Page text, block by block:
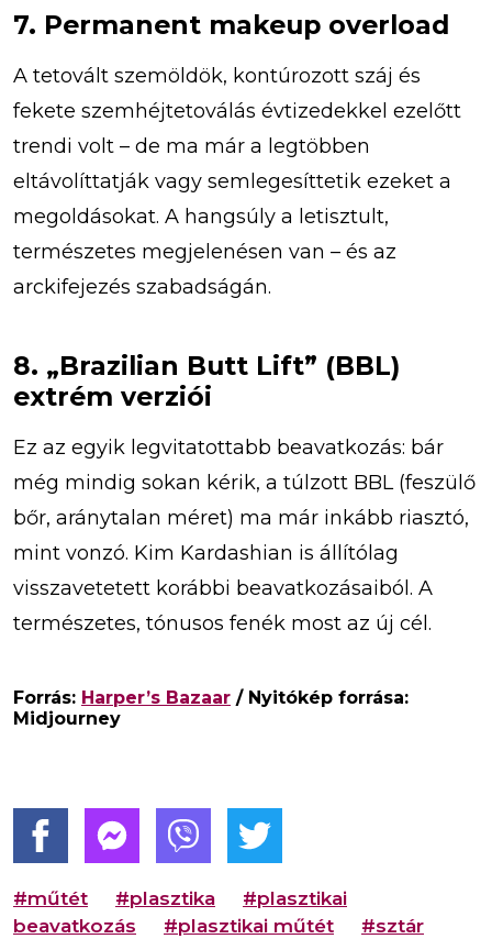
7. Permanent makeup overload
A tetovált szemöldök, kontúrozott száj és
fekete szemhéjtetoválás évtizedekkel ezelőtt
trendi volt – de ma már a legtöbben
eltávolíttatják vagy semlegesíttetik ezeket a
megoldásokat. A hangsúly a letisztult,
természetes megjelenésen van – és az
arckifejezés szabadságán.
8. „Brazilian Butt Lift” (BBL)
extrém verziói
Ez az egyik legvitatottabb beavatkozás: bár
még mindig sokan kérik, a túlzott BBL (feszülő
bőr, aránytalan méret) ma már inkább riasztó,
mint vonzó. Kim Kardashian is állítólag
visszavetetett korábbi beavatkozásaiból. A
természetes, tónusos fenék most az új cél.
Forrás: Harper’s Bazaar / Nyitókép forrása:
Midjourney
#műtét #plasztika
#plasztikai
beavatkozás
#plasztikai műtét #sztár